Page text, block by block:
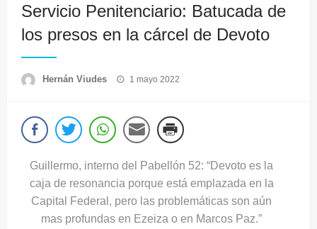
Servicio Penitenciario: Batucada de
los presos en la cárcel de Devoto
Hernán Viudes
Publicado
1 mayo 2022
Guillermo, interno del Pabellón 52: “Devoto es la
caja de resonancia porque está emplazada en la
Capital Federal, pero las problemáticas son aún
mas profundas en Ezeiza o en Marcos Paz.”